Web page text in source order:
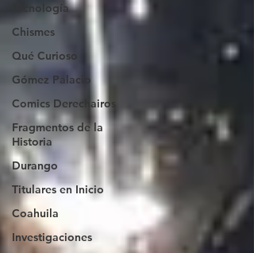
Tecnología
Chismes
Qué Curioso
Gómez Palacio
Comics Derechairos
Fragmentos de la
Historia
Durango
Titulares en Inicio
Coahuila
Investigaciones